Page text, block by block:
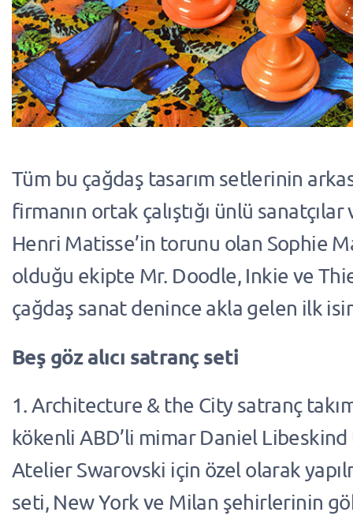
Tüm bu çağdaş tasarım setlerinin
firmanın ortak çalıştığı ünlü sanatçılar
Henri Matisse’in torunu olan Sophie
olduğu ekipte Mr. Doodle, Inkie ve
çağdaş sanat denince akla gelen ilk
Beş göz alıcı satranç seti
1. Architecture & the City satranç
kökenli ABD’li mimar Daniel Libeskind
Atelier Swarovski için özel olarak
seti, New York ve Milan şehirlerinin